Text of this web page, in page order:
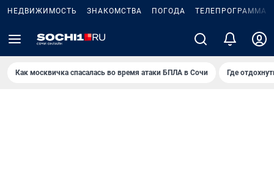
НЕДВИЖИМОСТЬ ЗНАКОМСТВА ПОГОДА ТЕЛЕПРОГРАММА
Как москвичка спасалась во время атаки БПЛА в Сочи Где